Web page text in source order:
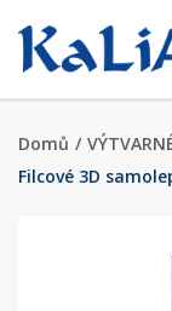
Domů /
Filcové 3D